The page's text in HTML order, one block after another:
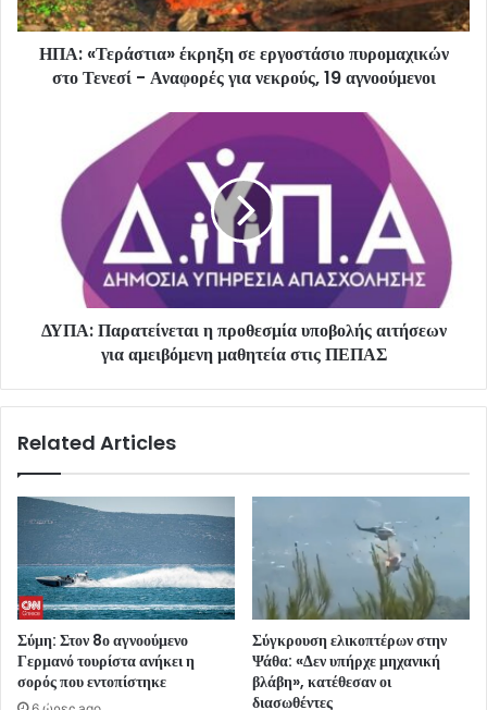
ΗΠΑ: «Τεράστια» έκρηξη σε εργοστάσιο πυρομαχικών
στο Τενεσί - Αναφορές για νεκρούς, 19 αγνοούμενοι
ΔΥΠΑ: Παρατείνεται η προθεσμία υποβολής αιτήσεων
για αμειβόμενη μαθητεία στις ΠΕΠΑΣ
Related Articles
Σύμη: Στον 8ο αγνοούμενο
Γερμανό τουρίστα ανήκει η
σορός που εντοπίστηκε
Σύγκρουση ελικοπτέρων στην
Ψάθα: «Δεν υπήρχε μηχανική
βλάβη», κατέθεσαν οι
διασωθέντες